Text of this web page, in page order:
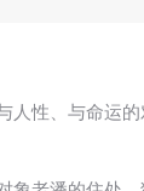
人性、与命运